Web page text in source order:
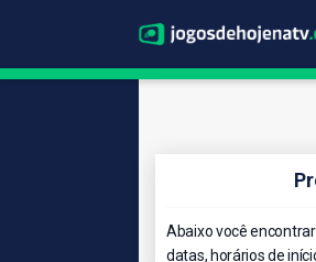
Abaixo você
datas, horários de